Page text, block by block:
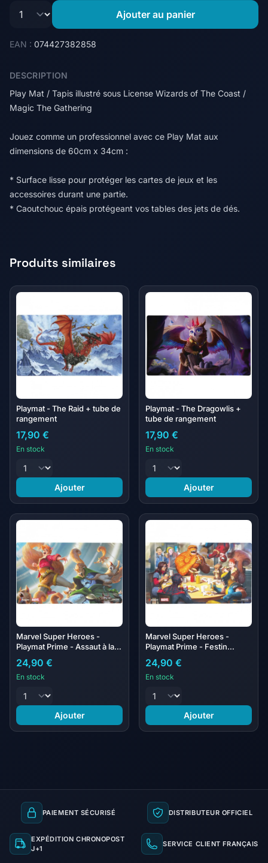
Ajouter au panier
EAN : 074427382858
DESCRIPTION
Play Mat / Tapis illustré sous License Wizards of The Coast /
Magic The Gathering
Jouez comme un professionnel avec ce Play Mat aux
dimensions de 60cm x 34cm :
* Surface lisse pour protéger les cartes de jeux et les
accessoires durant une partie.
* Caoutchouc épais protégeant vos tables des jets de dés.
Produits similaires
Playmat - The Raid + tube de
rangement
17,90 €
En stock
Ajouter
Playmat - The Dragowlis +
tube de rangement
17,90 €
En stock
Ajouter
Marvel Super Heroes -
Playmat Prime - Assaut à la
24,90 €
En stock
Ajouter
Marvel Super Heroes -
Playmat Prime - Festin
24,90 €
En stock
Ajouter
PAIEMENT SÉCURISÉ DISTRIBUTEUR OFFICIEL
EXPÉDITION CHRONOPOST
J+1
SERVICE CLIENT FRANÇAIS